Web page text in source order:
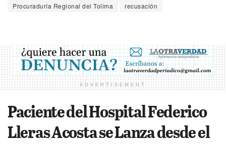
Procuraduría Regional del Tolima
recusación
ADVERTISEMENT
Paciente del Hospital Federico
Lleras Acosta se Lanza desde el